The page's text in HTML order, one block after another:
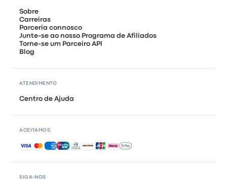
SIGA-NOS
Sobre
Carreiras
Parceria connosco
Junte-se ao nosso Programa de Afiliados
Torne-se um Parceiro API
Blog
ATENDIMENTO
Centro de Ajuda
ACEITAMOS
Pagamentos aceites